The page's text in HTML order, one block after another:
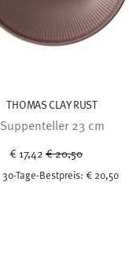
THOMAS CLAY RUST
Suppenteller 23 cm
€ 17,42Price reduced from
€ 20,50
30-Tage-Bestpreis:€ 20,50